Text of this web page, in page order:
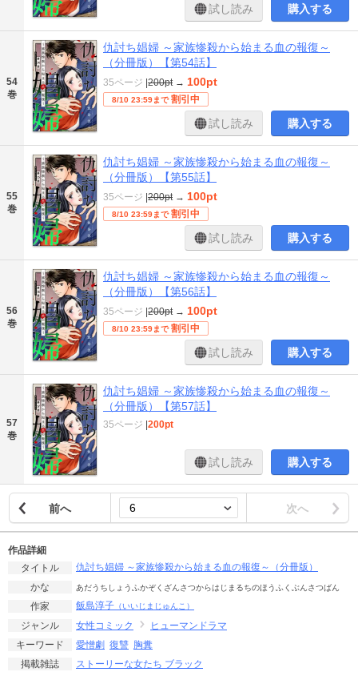
試し読み 購入する
54
巻
仇討ち娼婦 ～家族惨殺から始まる血の報復～
（分冊版）【第54話】
35ページ 200pt → 100pt
8/10 23:59まで 割引中
試し読み 購入する
55
巻
仇討ち娼婦 ～家族惨殺から始まる血の報復～
（分冊版）【第55話】
35ページ 200pt → 100pt
8/10 23:59まで 割引中
試し読み 購入する
56
巻
仇討ち娼婦 ～家族惨殺から始まる血の報復～
（分冊版）【第56話】
35ページ 200pt → 100pt
8/10 23:59まで 割引中
試し読み 購入する
57
巻
仇討ち娼婦 ～家族惨殺から始まる血の報復～
（分冊版）【第57話】
35ページ 200pt
試し読み 購入する
前へ 次へ
作品詳細
タイトル
仇討ち娼婦 ～家族惨殺から始まる血の報復～（分冊版）
かな
あだうちしょうふかぞくざんさつからはじまるちのほうふくぶんさつばん
作家 飯島淳子 （いいじまじゅんこ）
ジャンル 女性コミック
ヒューマンドラマ
キーワード
愛憎劇 復讐 胸糞
掲載雑誌
ストーリーな女たち ブラック